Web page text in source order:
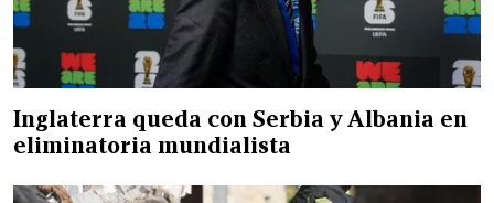
Inglaterra queda con Serbia y Albania en
eliminatoria mundialista